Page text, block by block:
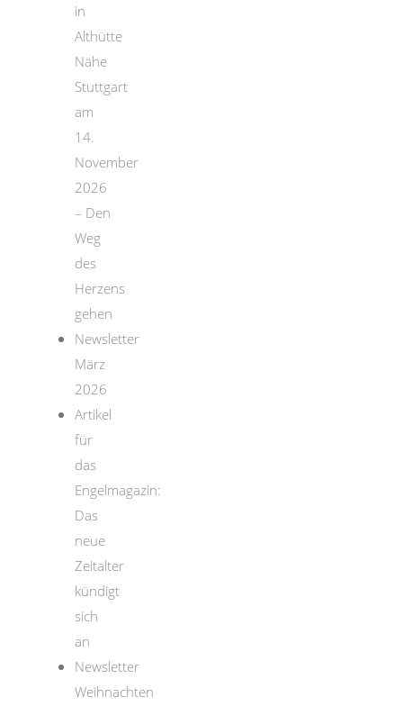
in
Althütte
Nähe
Stuttgart
am
14.
November
2026
– Den
Weg
des
Herzens
gehen
Newsletter
März
2026
Artikel
für
das
Engelmagazin:
Das
neue
Zeitalter
kündigt
sich
an
Newsletter
Weihnachten